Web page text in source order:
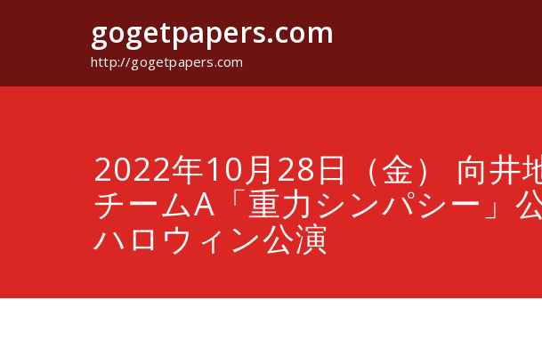
gogetpapers.com
http://gogetpapers.com
2022年10月28日（金） 向井
チームA「重力シンパシー」
ハロウィン公演